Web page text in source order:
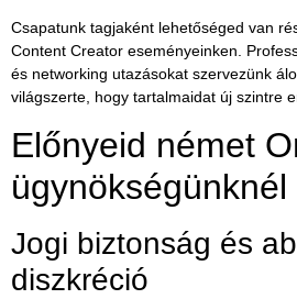
Csapatunk tagjaként lehetőséged van
Content Creator eseményeinken.
és networking utazásokat szervezünk
világszerte, hogy tartalmaidat új szintre
Előnyeid német
ügynökségünknél
Jogi biztonság és
diszkréció